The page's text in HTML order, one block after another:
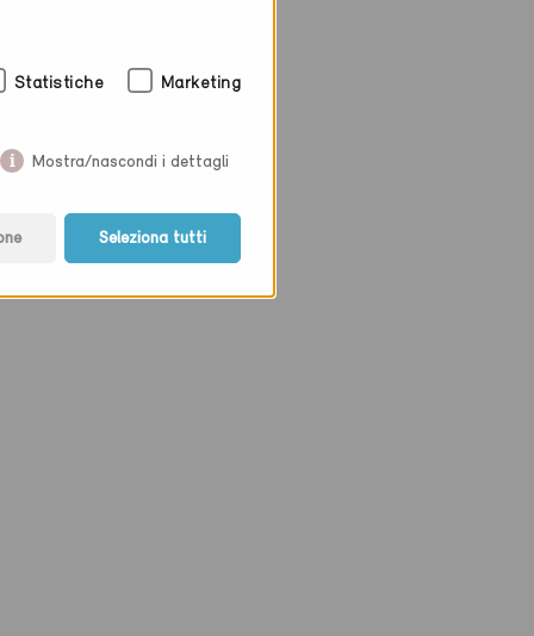
Statistiche Marketing
Mostra/nascondi i dettagli
Seleziona tutti